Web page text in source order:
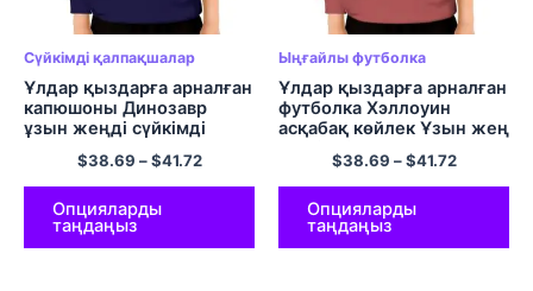
Сүйкімді қалпақшалар
Ұлдар қыздарға арналған
капюшоны Динозавр
ұзын жеңді сүйкімді
мультфильмдер Пуловер
Күнделікті юбка көгілдір
көк
$38.69 –$41.72
Опцияларды
таңдаңыз
Ыңғайлы футболка
Ұлдар қыздарға арналған
футболка Хэллоуин
асқабақ көйлек Ұзын жең
сүйкімді Ghost топс
пуловер
$38.69 –$41.72
Опцияларды
таңдаңыз